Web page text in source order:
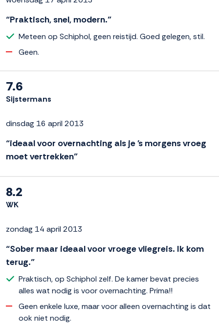
“Praktisch, snel, modern.”
Meteen op Schiphol, geen reistijd. Goed gelegen, stil.
Geen.
7.6
Sijstermans
dinsdag 16 april 2013
“ideaal voor overnachting als je 's morgens vroeg
moet vertrekken”
8.2
WK
zondag 14 april 2013
“Sober maar ideaal voor vroege vliegreis. Ik kom
terug.”
Praktisch, op Schiphol zelf. De kamer bevat precies
alles wat nodig is voor overnachting. Prima!!
Geen enkele luxe, maar voor alleen overnachting is dat
ook niet nodig.